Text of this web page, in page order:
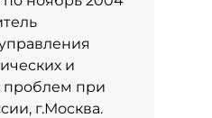
и
проблем при
г.Москва.